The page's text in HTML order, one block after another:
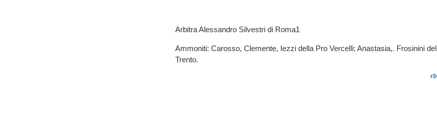
Arbitra Alessandro Silvestri di Roma1
Ammoniti: Carosso, Clemente, Iezzi della Pro Vercelli; Anastasia,. Frosinini del
Trento.
rb